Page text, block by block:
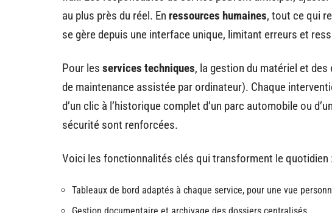
au plus près du réel. En ressources humaines, tout ce qui
se gère depuis une interface unique, limitant erreurs et
Pour les services techniques, la gestion du matériel et des
de maintenance assistée par ordinateur). Chaque
d’un clic à l’historique complet d’un parc automobile ou
sécurité sont renforcées.
Voici les fonctionnalités clés qui transforment le quotidien
Tableaux de bord adaptés à chaque service, pour une vue
Gestion documentaire et archivage des dossiers centralisés